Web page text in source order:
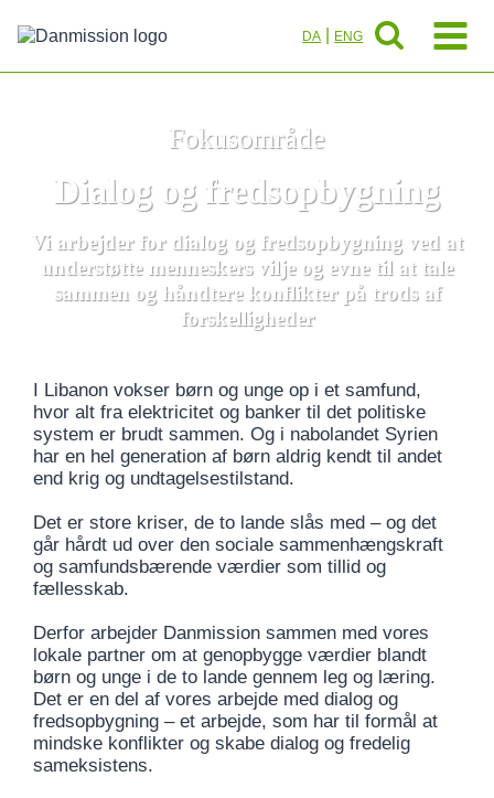
DA ENG
Fokusområde
Dialog og fredsopbygning
Vi arbejder for dialog og fredsopbygning ved at
understøtte menneskers vilje og evne til at tale
sammen og håndtere konflikter på trods af
forskelligheder
I Libanon vokser børn og unge op i et samfund,
hvor alt fra elektricitet og banker til det politiske
system er brudt sammen. Og i nabolandet Syrien
har en hel generation af børn aldrig kendt til andet
end krig og undtagelsestilstand.
Det er store kriser, de to lande slås med – og det
går hårdt ud over den sociale sammenhængskraft
og samfundsbærende værdier som tillid og
fællesskab.
Derfor arbejder Danmission sammen med vores
lokale partner om at genopbygge værdier blandt
børn og unge i de to lande gennem leg og læring.
Det er en del af vores arbejde med dialog og
fredsopbygning – et arbejde, som har til formål at
mindske konflikter og skabe dialog og fredelig
sameksistens.